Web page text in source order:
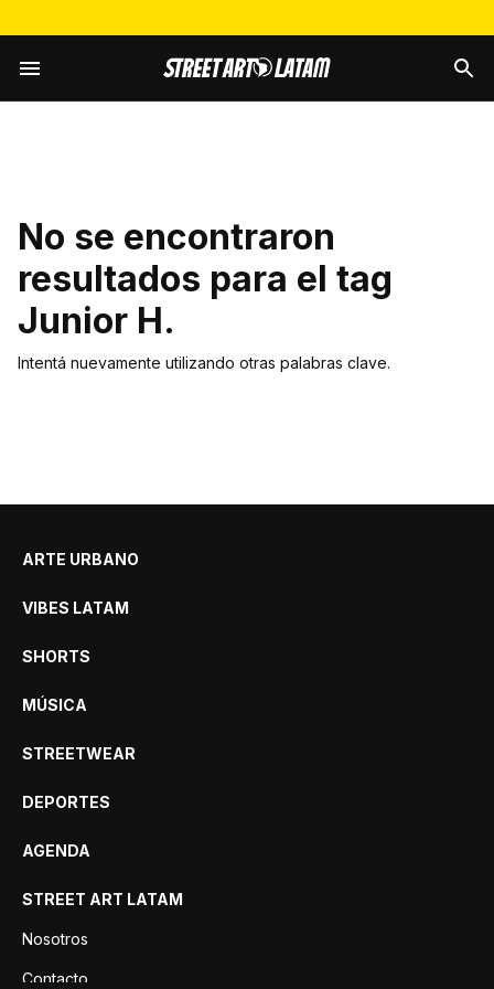
No se encontraron
resultados para el tag
Junior H.
Intentá nuevamente utilizando otras palabras clave.
ARTE URBANO
VIBES LATAM
SHORTS
MÚSICA
STREETWEAR
DEPORTES
AGENDA
STREET ART LATAM
Nosotros
Contacto